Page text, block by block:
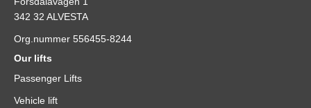
342 32 ALVESTA
Org.nummer 556455-8244
Our lifts
Passenger Lifts
Vehicle lift